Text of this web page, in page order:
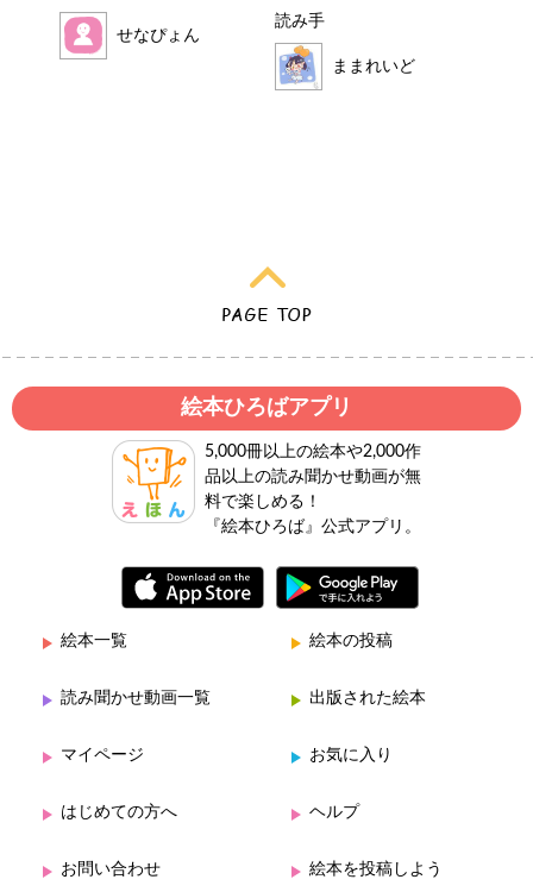
せなぴょん
読み手
ままれいど
絵本ひろばアプリ
5,000冊以上の絵本や2,000作
品以上の読み聞かせ動画が無
料で楽しめる！
『絵本ひろば』公式アプリ。
絵本一覧 絵本の投稿
読み聞かせ動画一覧 出版された絵本
マイページ お気に入り
はじめての方へ ヘルプ
お問い合わせ 絵本を投稿しよう